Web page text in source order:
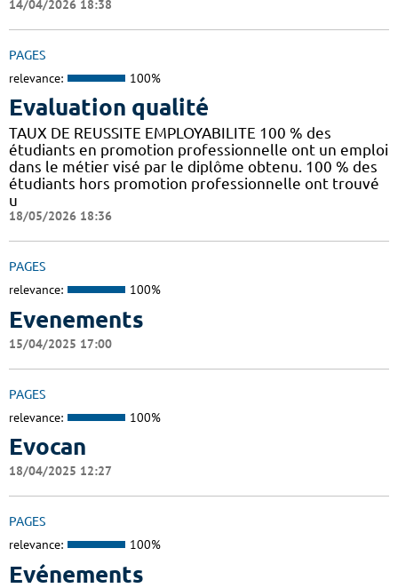
14/04/2026 18:38
PAGES
relevance: 100%
Evaluation qualité
TAUX DE REUSSITE EMPLOYABILITE 100 % des
étudiants en promotion professionnelle ont un emploi
dans le métier visé par le diplôme obtenu. 100 % des
étudiants hors promotion professionnelle ont trouvé
u
18/05/2026 18:36
PAGES
relevance: 100%
Evenements
15/04/2025 17:00
PAGES
relevance: 100%
Evocan
18/04/2025 12:27
PAGES
relevance: 100%
Evénements